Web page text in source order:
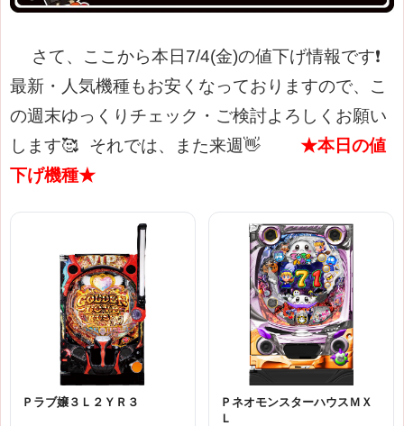
さて、ここから本日7/4(金)の値下げ情報です❗
最新・人気機種もお安くなっておりますので、こ
の週末ゆっくりチェック・ご検討よろしくお願い
します🥰
それでは、また来週👋
★本日の値
下げ機種★
Ｐラブ嬢３Ｌ２ＹＲ３
ＰネオモンスターハウスＭＸ
Ｌ